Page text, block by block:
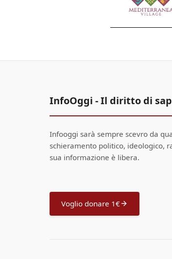
InfoOggi - Il diritto di
Infooggi sarà sempre scevro da
schieramento politico, ideologico,
sua informazione è libera.
Voglio donare 1€